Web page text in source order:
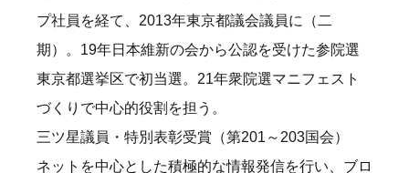
プ社員を経て、2013年東京都議会議員に（二
期）。19年日本維新の会から公認を受けた参院選
東京都選挙区で初当選。21年衆院選マニフェスト
づくりで中心的役割を担う。
三ツ星議員・特別表彰受賞（第201～203国会）
ネットを中心とした積極的な情報発信を行い、ブロ